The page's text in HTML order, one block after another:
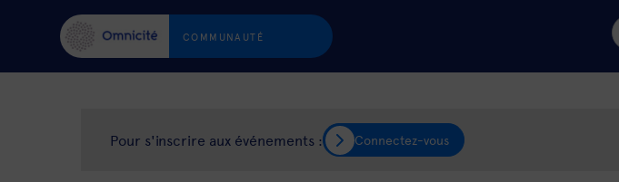
COMMUNAUTÉ
Pour s'inscrire aux événements : Connectez-vous